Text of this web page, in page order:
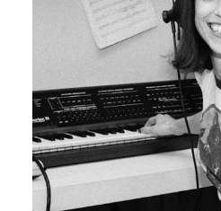
ÉMISSIONS
BOUTIQUE